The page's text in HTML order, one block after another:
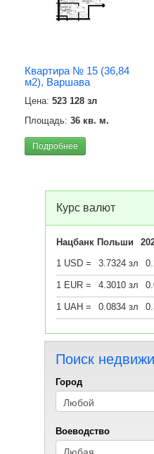
Квартира № 15 (36,84
м2), Варшава
Цена: 523 128 зл
Площадь: 36 кв. м.
Подробнее
Курс валют
Нацбанк Польши
1 USD =
3.7324 зл
1 EUR = 4.3010 зл
1 UAH = 0.0834 зл
Поиск
Город
Воеводствo